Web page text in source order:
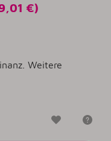
€)
Weitere